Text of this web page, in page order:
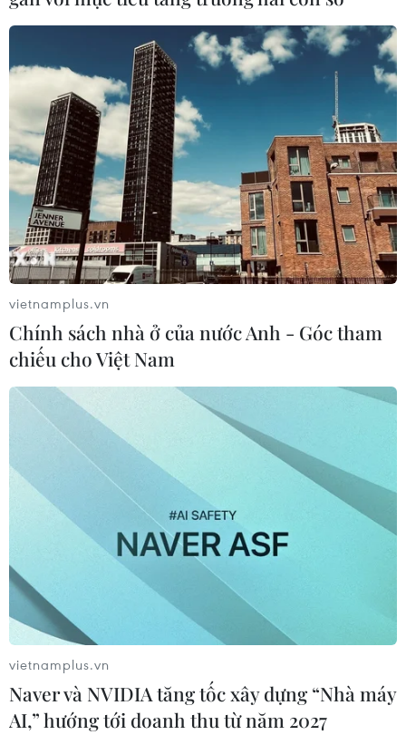
vietnamplus.vn
Chính sách nhà ở của nước Anh - Góc tham
chiếu cho Việt Nam
vietnamplus.vn
Naver và NVIDIA tăng tốc xây dựng “Nhà máy
AI,” hướng tới doanh thu từ năm 2027